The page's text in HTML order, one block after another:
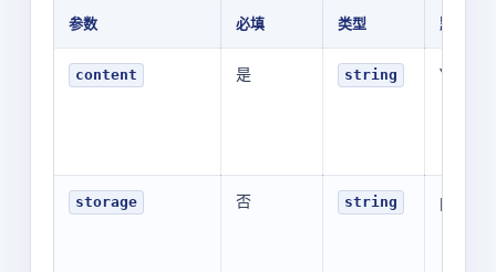
参数 必填 类型 默认值
content 是 string
storage 否 string public